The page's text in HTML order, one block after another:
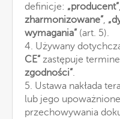
definicje: „producent”,
zharmonizowane”,
wymagania” (art. 5).
4. Używany
CE” zastępuje
zgodności”.
5. Ustawa nakłada
lub jego
przechowywania